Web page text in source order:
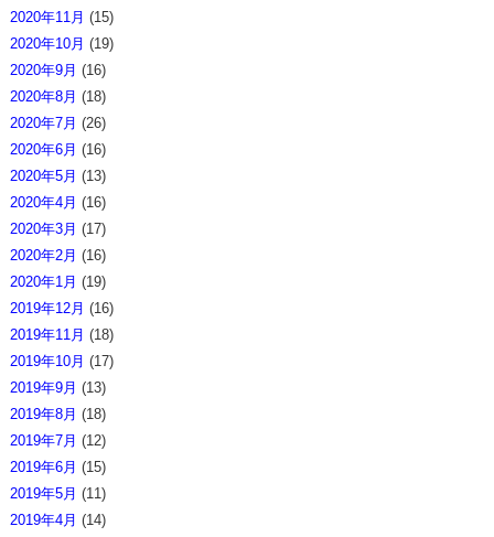
2020年11月 (15)
2020年10月 (19)
2020年9月 (16)
2020年8月 (18)
2020年7月 (26)
2020年6月 (16)
2020年5月 (13)
2020年4月 (16)
2020年3月 (17)
2020年2月 (16)
2020年1月 (19)
2019年12月 (16)
2019年11月 (18)
2019年10月 (17)
2019年9月 (13)
2019年8月 (18)
2019年7月 (12)
2019年6月 (15)
2019年5月 (11)
2019年4月 (14)